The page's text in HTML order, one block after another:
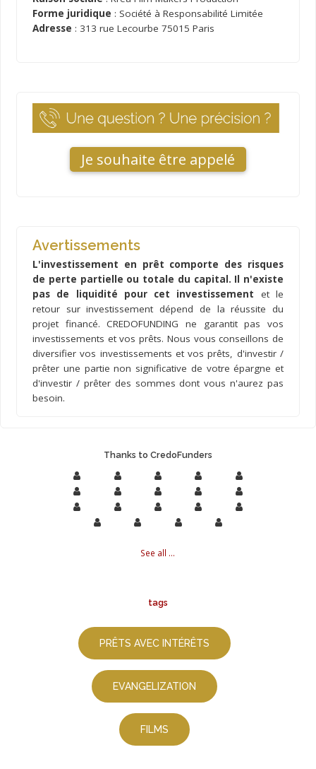
Forme juridique : Société à Responsabilité Limitée
Adresse : 313 rue Lecourbe 75015 Paris
Je souhaite être appelé
Avertissements
L'investissement en prêt comporte des risques
de perte partielle ou totale du capital. Il n'existe
pas de liquidité pour cet investissement et le
retour sur investissement dépend de la réussite du
projet financé. CREDOFUNDING ne garantit pas vos
investissements et vos prêts. Nous vous conseillons de
diversifier vos investissements et vos prêts, d'investir /
prêter une partie non significative de votre épargne et
d'investir / prêter des sommes dont vous n'aurez pas
besoin.
Thanks to CredoFunders
See all ...
tags
PRÊTS AVEC INTÉRÊTS
EVANGELIZATION
FILMS